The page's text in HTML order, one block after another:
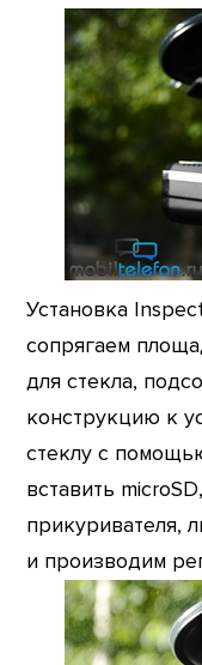
Установка
сопрягаем
для стекла,
конструкцию к
стеклу с
вставить
прикуривателя,
и производим